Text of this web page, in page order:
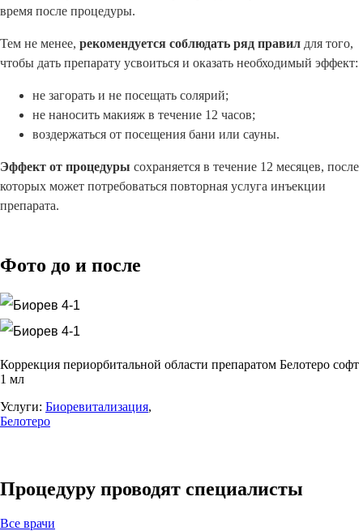
время после процедуры.
Тем не менее, рекомендуется соблюдать ряд правил для того,
чтобы дать препарату усвоиться и оказать необходимый эффект:
не загорать и не посещать солярий;
не наносить макияж в течение 12 часов;
воздержаться от посещения бани или сауны.
Эффект от процедуры сохраняется в течение 12 месяцев, после
которых может потребоваться повторная услуга инъекции
препарата.
Фото до и после
Коррекция периорбитальной области препаратом Белотеро софт
1 мл
Услуги: Биоревитализация,
Белотеро
Процедуру проводят специалисты
Все врачи